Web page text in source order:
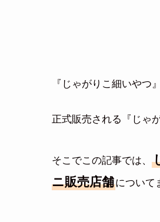
『じゃがりこ細いやつ
正式販売される『じゃ
そこでこの記事では、
ニ販売店舗について